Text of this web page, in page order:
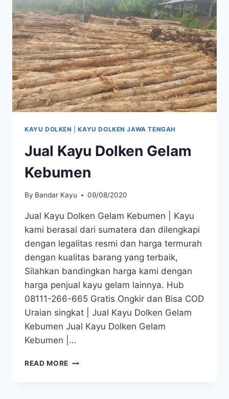
KAYU DOLKEN |KAYU DOLKEN JAWA TENGAH
Jual Kayu Dolken Gelam
Kebumen
By Bandar Kayu 09/08/2020
Jual Kayu Dolken Gelam Kebumen | Kayu
kami berasal dari sumatera dan dilengkapi
dengan legalitas resmi dan harga termurah
dengan kualitas barang yang terbaik,
Silahkan bandingkan harga kami dengan
harga penjual kayu gelam lainnya. Hub
08111-266-665 Gratis Ongkir dan Bisa COD
Uraian singkat | Jual Kayu Dolken Gelam
Kebumen Jual Kayu Dolken Gelam
Kebumen |…
READ MORE JUAL